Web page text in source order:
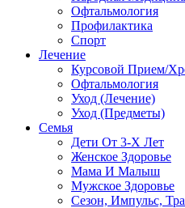
Офтальмология
Профилактика
Спорт
Лечение
Курсовой Прием/
Офтальмология
Уход (Лечение)
Уход (Предметы)
Семья
Дети От 3-Х Лет
Женское Здоровье
Мама И Малыш
Мужское Здоровье
Сезон, Импульс,